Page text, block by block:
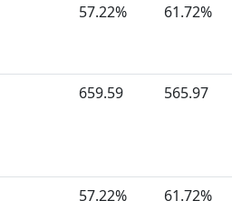
57.22% 61.72%
659.59 565.97
57.22% 61.72%